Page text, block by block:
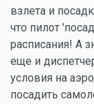
взлета и
что пилот
расписания! А
еще и
условия на
посадить